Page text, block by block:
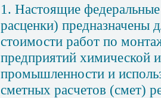
1. Настоящие
расценки) предназначены
стоимости работ по
предприятий химической
промышленности и
сметных расчетов (смет)